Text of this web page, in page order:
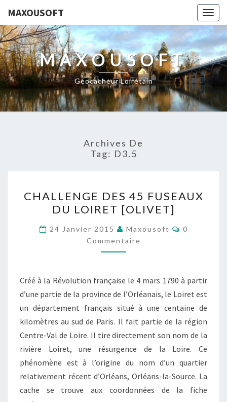
MAXOUSOFT
MAXOUSOFT
Géocacheur Loirétain
Archives De
Tag: D3.5
DES
45
FUSEAUX
DU
LOIRET
CHALLENGE DES 45 FUSEAUX
DU LOIRET [OLIVET]
24 Janvier 2015 Maxousoft
0
Commentaire
Créé à la Révolution française le 4 mars 1790 à partir
d’une partie de la province de l’Orléanais, le Loiret est
un département français situé à une centaine de
kilomètres au sud de Paris. Il fait partie de la région
Centre-Val de Loire. Il tire directement son nom de la
rivière Loiret, une résurgence de la Loire. Ce
phénomène est à l’origine du nom d’un quartier
relativement récent d’Orléans, Orléans-la-Source. La
cache se trouve aux coordonnées de la fiche